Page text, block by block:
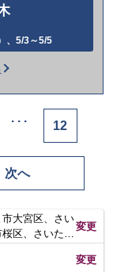
、5/3～5/5
話
か
. . .
12
次へ
市大宮区
さい
桜区
さいたま
変更
変更